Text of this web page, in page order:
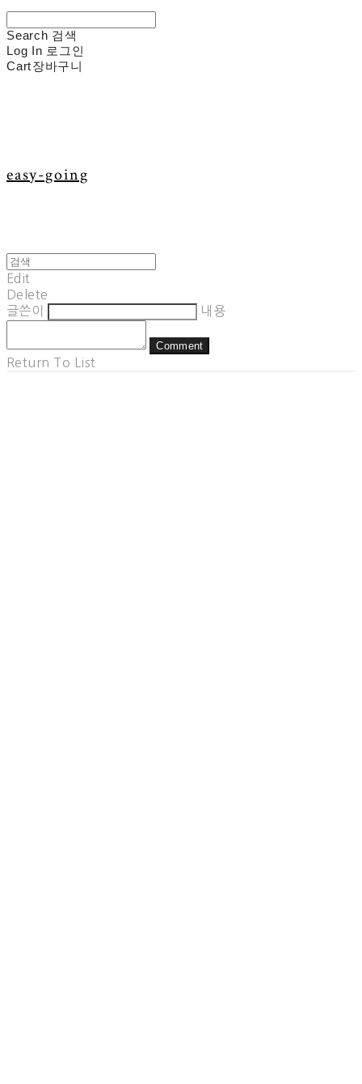
Search 검색
Log In 로그인
Cart장바구니
easy-going
Edit
Delete
글쓴이
내용
Comment
Return To List